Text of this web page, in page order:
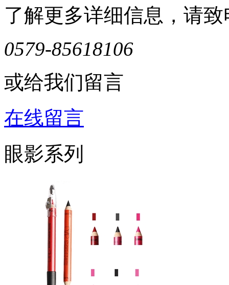
了解更多详细信息，请致
0579-85618106
或给我们留言
在线留言
眼影系列